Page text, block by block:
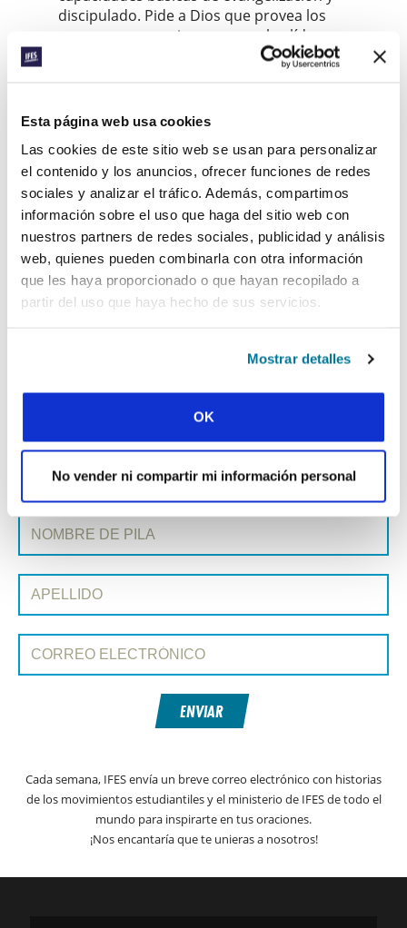
Esta página web usa cookies
Las cookies de este sitio web se usan para personalizar
el contenido y los anuncios, ofrecer funciones de redes
sociales y analizar el tráfico. Además, compartimos
información sobre el uso que haga del sitio web con
nuestros partners de redes sociales, publicidad y análisis
web, quienes pueden combinarla con otra información
que les haya proporcionado o que hayan recopilado a
partir del uso que haya hecho de sus servicios.
Mostrar detalles
OK
No vender ni compartir mi información personal
discipulado. Pide a Dios que provea los
recursos necesarios para que los líderes
como Ezéchiel puedan recibir formación.
Desarrollando líderes santos
necesidades de los proyectos estratégicos de
formación en África francófona, Asia del Sur y
el Caribe.
Si quieres colaborar con la campaña de
Desarrollar líderes santos, haz clicaquí.
Compartir:
« Historia anterior
Todas las historias del Prayerline
SUSCRIBIRSE A PRAYERLINE
Nombre de pila:
Apellido:
Correo electrónico:
ENVIAR
Cada semana, IFES envía un breve correo electrónico con historias
de los movimientos estudiantiles y el ministerio de IFES de todo el
mundo para inspirarte en tus oraciones.
¡Nos encantaría que te unieras a nosotros!